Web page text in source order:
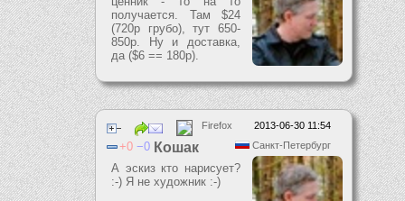
получается. Там $24
(720р грубо), тут 650-
850р. Ну и доставка,
да ($6 == 180р).
2013-06-30 11:54
Firefox
Санкт-Петербург
0 0 Кошак
А эскиз кто нарисует?
:-) Я не художник :-)